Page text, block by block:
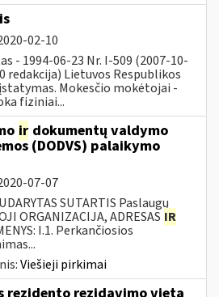
02-10
- 1994-06-23 Nr. I-509 (2007-10-
redakcija) Lietuvos Respublikos
Mokesčio mokėtojai -
fiziniai...
ir dokumentų valdymo
(DODVS) palaikymo
07-07
SUTARTIS Paslaugų
ORGANIZACIJA, ADRESAS IR
I.1. Perkančiosios
Viešieji pirkimai
rezidento rezidavimo vietą